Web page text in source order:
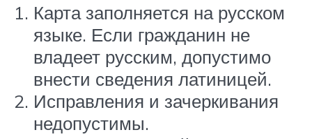
Карта заполняется на русском
языке. Если гражданин не
владеет русским, допустимо
внести сведения латиницей.
Исправления и зачеркивания
недопустимы.